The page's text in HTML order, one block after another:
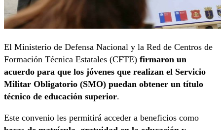
El Ministerio de Defensa Nacional y la Red de Centros de
Formación Técnica Estatales (CFTE) firmaron un
acuerdo para que los jóvenes que realizan el Servicio
Militar Obligatorio (SMO) puedan obtener un título
técnico de educación superior.
Este convenio les permitirá acceder a beneficios como